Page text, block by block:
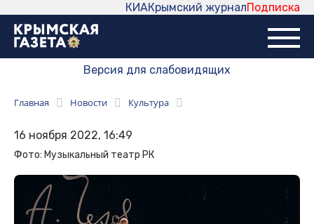
Подписка
Крымский журнал
КИА
Версия для слабовидящих
Главная Новости Культура
16 ноября 2022, 16:49
Фото: Музыкальный театр РК